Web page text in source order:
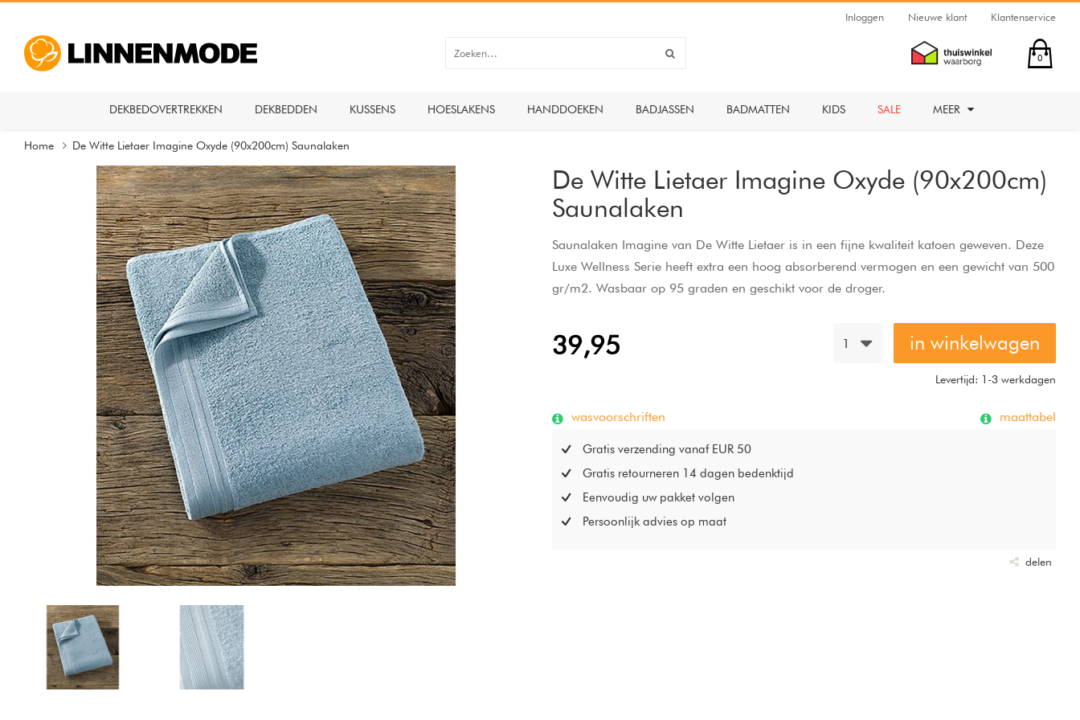
Inloggen Nieuwe klant Klantenservice
0
DEKBEDOVERTREKKEN DEKBEDDEN KUSSENS HOESLAKENS HANDDOEKEN BADJASSEN BADMATTEN KIDS SALE MEER
Home De Witte Lietaer Imagine Oxyde (90x200cm) Saunalaken
De Witte Lietaer Imagine Oxyde (90x200cm)
Saunalaken
Saunalaken Imagine van De Witte Lietaer is in een fijne kwaliteit katoen geweven. Deze
Luxe Wellness Serie heeft extra een hoog absorberend vermogen en een gewicht van 500
gr/m2. Wasbaar op 95 graden en geschikt voor de droger.
39,95 1 in winkelwagen
Levertijd: 1-3 werkdagen
wasvoorschriften maattabel
Gratis verzending vanaf EUR 50
Gratis retourneren 14 dagen bedenktijd
Eenvoudig uw pakket volgen
Persoonlijk advies op maat
delen